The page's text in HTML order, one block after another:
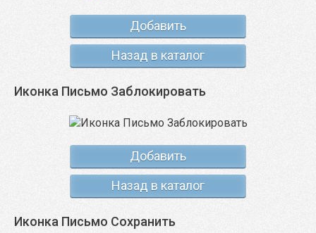
Добавить
Назад в каталог
Иконка Письмо Заблокировать
Добавить
Назад в каталог
Иконка Письмо Сохранить